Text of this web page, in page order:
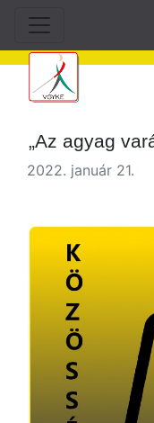
„Az agyag
2022. január 21.